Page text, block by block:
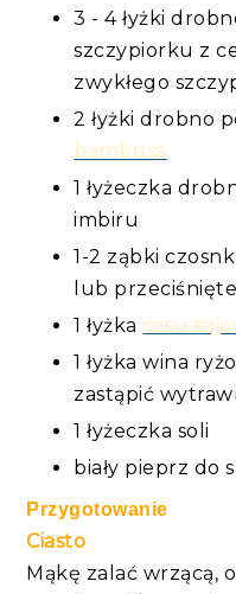
3 - 4 łyżki
szczypiorku z
zwykłego
2 łyżki drobno
bambusa
1 łyżeczka
imbiru
1-2 ząbki
lub
1 łyżka sosu
1 łyżka wina
zastąpić
1 łyżeczka soli
biały pieprz do
Przygotowanie
Ciasto
Mąkę zalać wrzącą,